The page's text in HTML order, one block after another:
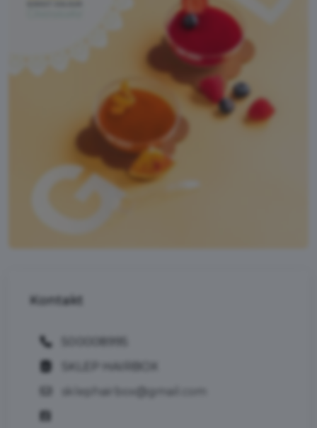
Kontakt
sklephairbox@gmail.com